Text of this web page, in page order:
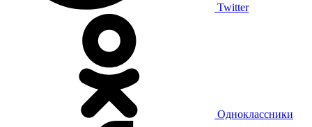
Twitter
Одноклассники